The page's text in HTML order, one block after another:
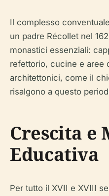
Il complesso
un padre Récollet nel
monastici essenziali:
refettorio, cucine e aree
architettonici, come il
risalgono a questo
Crescita e
Educativa
Per tutto il XVII e XVIII